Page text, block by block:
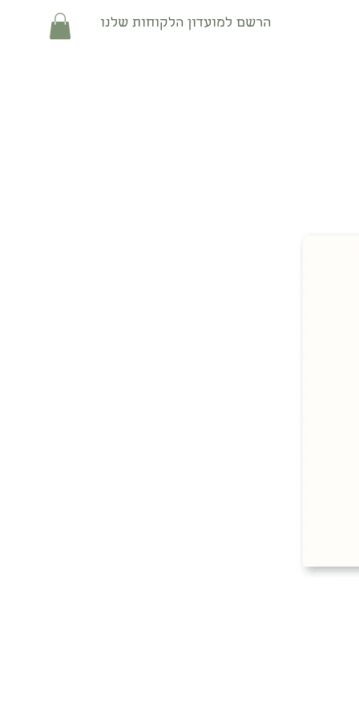
הרשם למועדון הלקוחות שלנו